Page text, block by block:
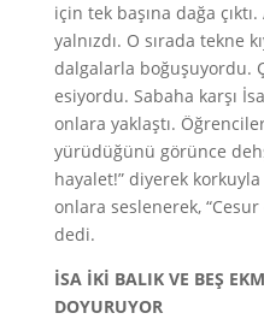
için tek başına dağa
yalnızdı. O sırada tekne
dalgalarla boğuşuyordu.
esiyordu. Sabaha karşı
onlara yaklaştı.
yürüdüğünü görünce
hayalet!” diyerek
onlara seslenerek,
dedi.
İSA İKİ BALIK VE BEŞ
DOYURUYOR